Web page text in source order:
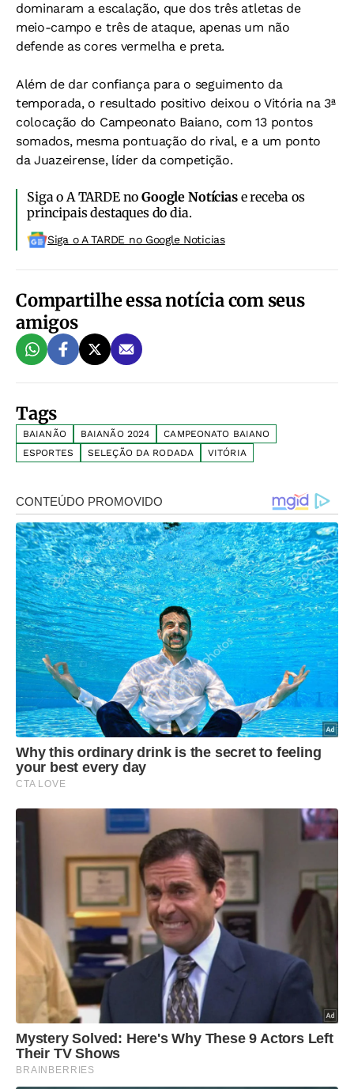
dominaram a escalação, que dos três atletas de
meio-campo e três de ataque, apenas um não
defende as cores vermelha e preta.
Além de dar confiança para o seguimento da
temporada, o resultado positivo deixou o Vitória na 3ª
colocação do Campeonato Baiano, com 13 pontos
somados, mesma pontuação do rival, e a um ponto
da Juazeirense, líder da competição.
Siga o A TARDE noGoogle Notíciase receba os
principais destaques do dia.
Siga o A TARDE no Google Noticias
Compartilhe essa notícia com seus
amigos
Tags
BAIANÃO BAIANÃO 2024
CAMPEONATO BAIANO
ESPORTES
SELEÇÃO DA RODADA VITÓRIA